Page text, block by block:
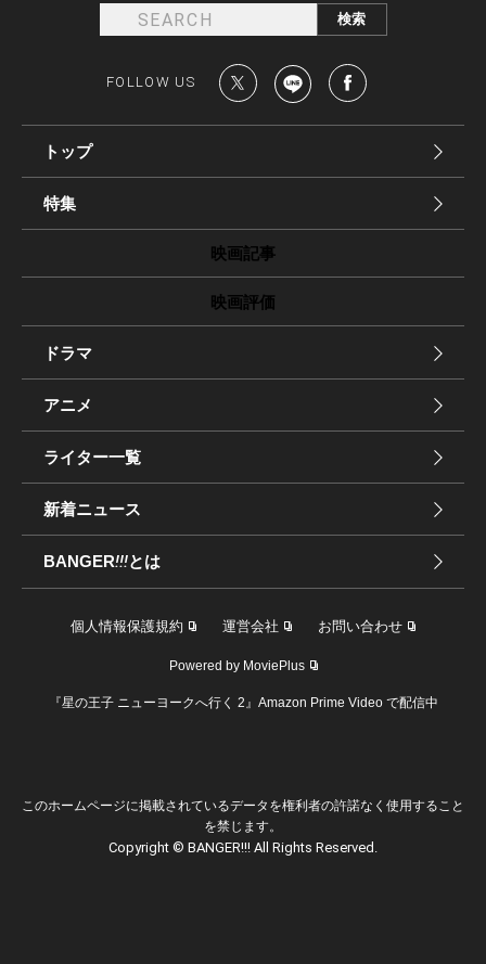
FOLLOW US
トップ
特集
映画記事
映画評価
ドラマ
アニメ
ライター一覧
新着ニュース
BANGER!!!とは
個人情報保護規約 運営会社 お問い合わせ
Powered by MoviePlus
『星の王子 ニューヨークへ行く 2』Amazon Prime Video で配信中
このホームページに掲載されているデータを権利者の許諾なく使用すること
を禁じます。
Copyright © BANGER!!! All Rights Reserved.